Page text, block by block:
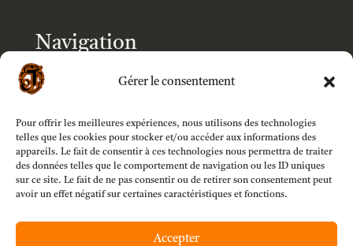
Gérer le consentement
Pour offrir les meilleures expériences, nous utilisons des technologies
telles que les cookies pour stocker et/ou accéder aux informations des
appareils. Le fait de consentir à ces technologies nous permettra de traiter
des données telles que le comportement de navigation ou les ID uniques
sur ce site. Le fait de ne pas consentir ou de retirer son consentement peut
avoir un effet négatif sur certaines caractéristiques et fonctions.
Accepter
Navigation
Home
Shop
Models
Customizer